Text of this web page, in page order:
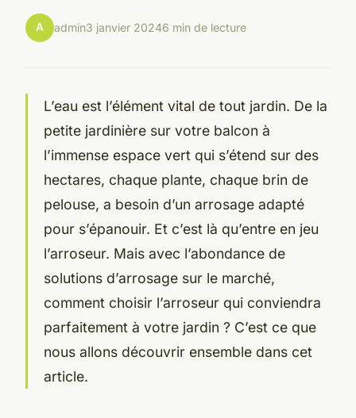
A admin3 janvier 20246 min de lecture
L’eau est l’élément vital de tout jardin. De la
petite jardinière sur votre balcon à
l’immense espace vert qui s’étend sur des
hectares, chaque plante, chaque brin de
pelouse, a besoin d’un arrosage adapté
pour s’épanouir. Et c’est là qu’entre en jeu
l’arroseur. Mais avec l’abondance de
solutions d’arrosage sur le marché,
comment choisir l’arroseur qui conviendra
parfaitement à votre jardin ? C’est ce que
nous allons découvrir ensemble dans cet
article.